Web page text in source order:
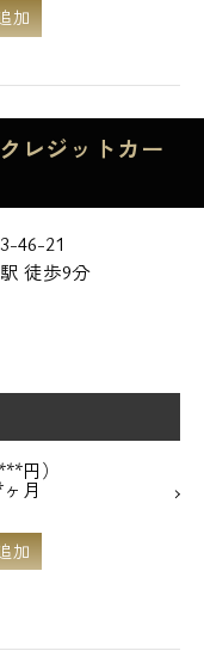
加
レジットカー
46-21
徒歩9分
円）
月
加